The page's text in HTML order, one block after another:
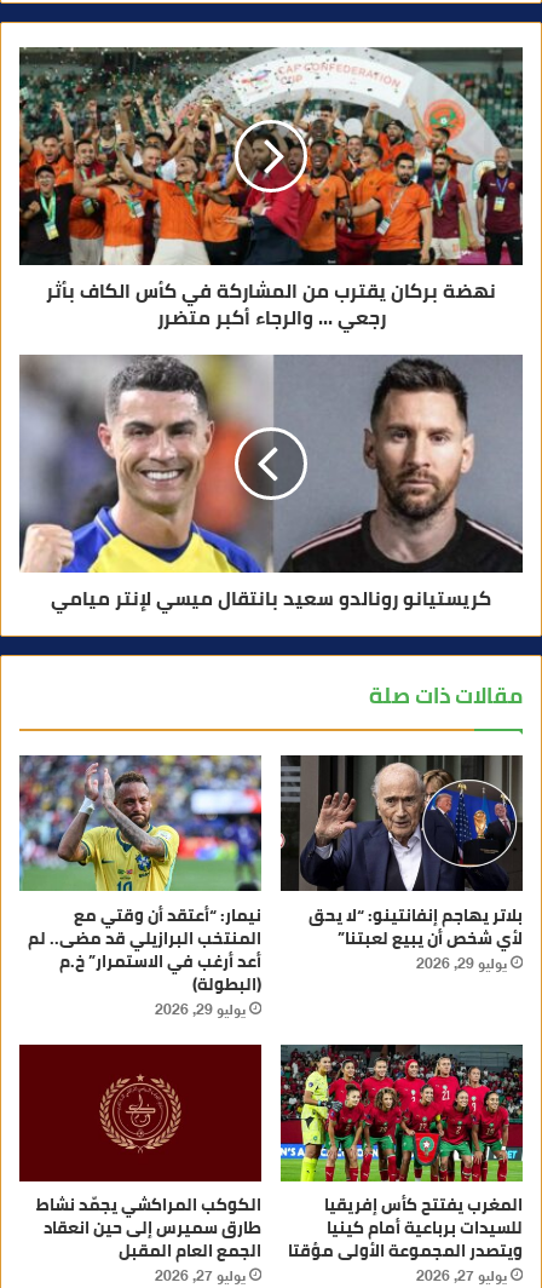
ا
ل
إ
ل
ك
ت
ر
و
ن
ي
نهضة بركان يقترب من المشاركة في كأس الكاف بأثر
رجعي ... والرجاء أكبر متضرر
كريستيانو رونالدو سعيد بانتقال ميسي لإنتر ميامي
مقالات ذات صلة
بلاتر يهاجم إنفانتينو: “لا يحق
لأي شخص أن يبيع لعبتنا”
يوليو 29, 2026
نيمار: “أعتقد أن وقتي مع
المنتخب البرازيلي قد مضى.. لم
أعد أرغب في الاستمرار” خ.م
(البطولة)
يوليو 29, 2026
المغرب يفتتح كأس إفريقيا
للسيدات برباعية أمام كينيا
ويتصدر المجموعة الأولى مؤقتا
يوليو 27, 2026
الكوكب المراكشي يجمّد نشاط
طارق سميرس إلى حين انعقاد
الجمع العام المقبل
يوليو 27, 2026